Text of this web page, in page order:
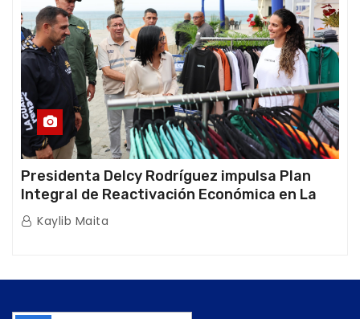
Presidenta Delcy Rodríguez impulsa Plan
Integral de Reactivación Económica en La
Guaira
Kaylib Maita